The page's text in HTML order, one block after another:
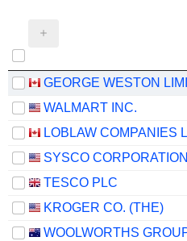
WALMART INC.
SYSCO CORPORATION
TESCO PLC
KROGER CO. (THE)